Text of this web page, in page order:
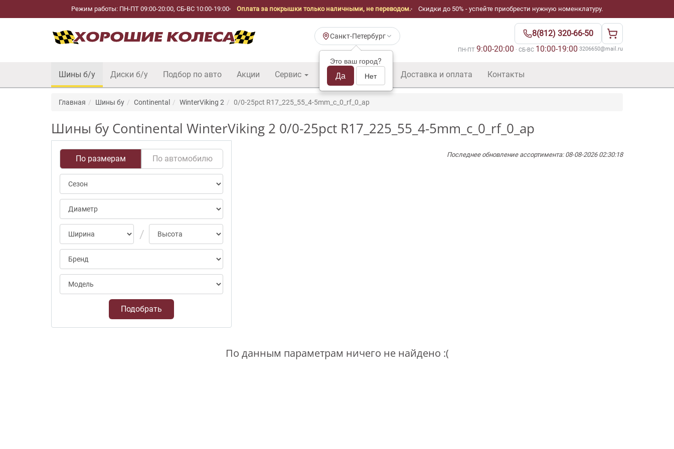
Режим работы: ПН-ПТ 09:00-20:00, СБ-ВС 10:00-19:00 Оплата за покрышки только наличными, не переводом. Скидки до 50% - успейте приобрести нужную номенклатуру.
Санкт-Петербург
Это ваш город?
Да Нет
8(812) 320-66-50
ПН-ПТ 9:00-20:00 · СБ-ВС 10:00-19:00·3206650@mail.ru
Шины б/у Диски б/у Подбор по авто Акции Сервис Шины б/у оптом Доставка и оплата Контакты
Главная Шины бу Continental WinterViking 2 0/0-25pct R17_225_55_4-5mm_c_0_rf_0_ap
Шины бу Continental WinterViking 2 0/0-25pct R17_225_55_4-5mm_c_0_rf_0_ap
По размерам По автомобилю
Подобрать
Последнее обновление ассортимента: 08-08-2026 02:30:18
По данным параметрам ничего не найдено :(